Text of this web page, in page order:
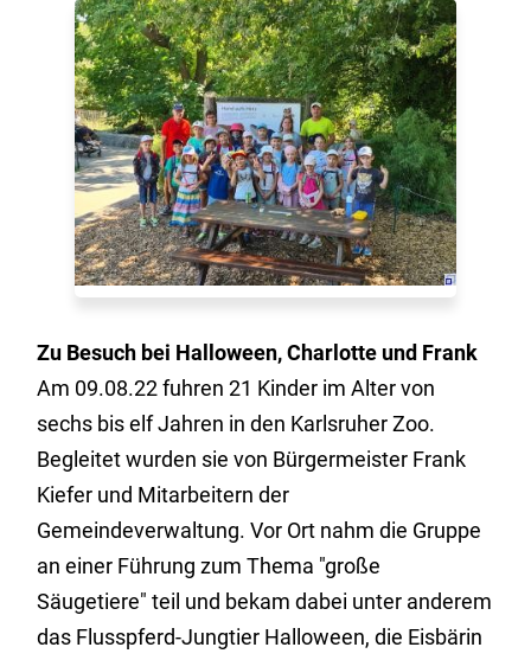
Zu Besuch bei Halloween, Charlotte und Frank
Am 09.08.22 fuhren 21 Kinder im Alter von
sechs bis elf Jahren in den Karlsruher Zoo.
Begleitet wurden sie von Bürgermeister Frank
Kiefer und Mitarbeitern der
Gemeindeverwaltung. Vor Ort nahm die Gruppe
an einer Führung zum Thema "große
Säugetiere" teil und bekam dabei unter anderem
das Flusspferd-Jungtier Halloween, die Eisbärin